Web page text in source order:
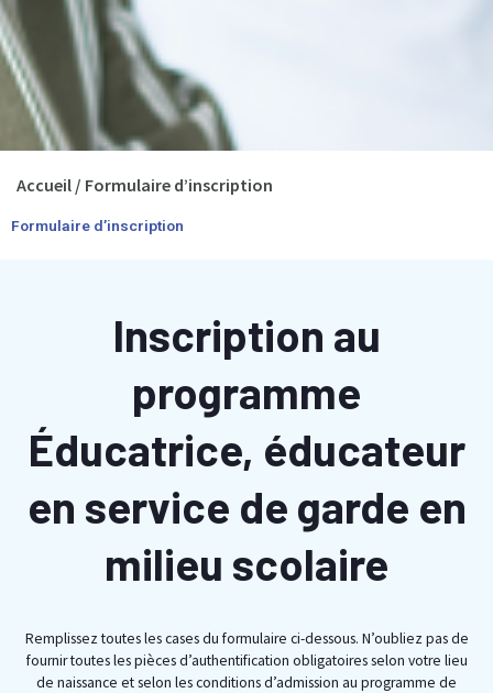
Accueil / Formulaire d’inscription
Formulaire d’inscription
Inscription au
programme
Éducatrice, éducateur
en service de garde en
milieu scolaire
Remplissez toutes les cases du formulaire ci-dessous. N’oubliez pas de
fournir toutes les pièces d’authentification obligatoires selon votre lieu
de naissance et selon les conditions d’admission au programme de